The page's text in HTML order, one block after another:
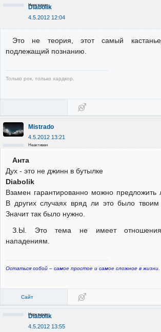
Diabolik
4.5.2012 12:04
Неактивен
Это не теория, этот самый
подлежащий познанию.
Только рок, только хардкор.
Mistrado
4.5.2012 13:21
Неактивен
Анта
Дух - это не джинн в бутылке
Diabolik
Взамен гарантированно можно
В других случаях вряд ли это было твоим
Значит так было нужно.
З.Ы. Это тема не имеет
нападениям.
Остаться собой – самое простое и самое сложное в жизни.
Сайт
Diabolik
4.5.2012 13:55
Неактивен